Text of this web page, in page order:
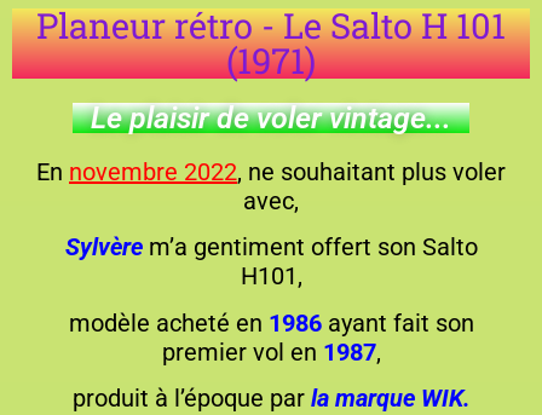
Planeur rétro - Le Salto H 101
(1971)
Le plaisir de voler vintage...
En novembre 2022, ne souhaitant plus voler
avec,
Sylvère m’a gentiment offert son Salto
H101,
modèle acheté en 1986 ayant fait son
premier vol en 1987,
produit à l’époque par la marque WIK.